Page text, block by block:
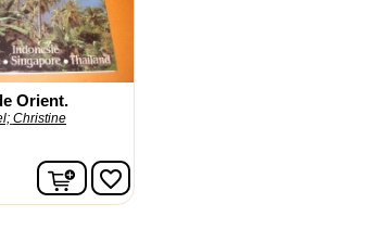
Orient.
Christine
In winkelwagen
favorite_border